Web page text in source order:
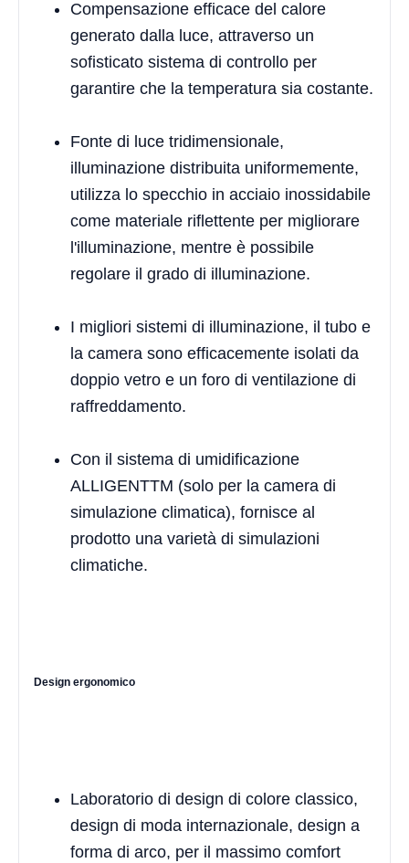
Compensazione efficace del calore
generato dalla luce, attraverso un
sofisticato sistema di controllo per
garantire che la temperatura sia costante.
Fonte di luce tridimensionale,
illuminazione distribuita uniformemente,
utilizza lo specchio in acciaio inossidabile
come materiale riflettente per migliorare
l'illuminazione, mentre è possibile
regolare il grado di illuminazione.
I migliori sistemi di illuminazione, il tubo e
la camera sono efficacemente isolati da
doppio vetro e un foro di ventilazione di
raffreddamento.
Con il sistema di umidificazione
ALLIGENTTM (solo per la camera di
simulazione climatica), fornisce al
prodotto una varietà di simulazioni
climatiche.
Design ergonomico
Laboratorio di design di colore classico,
design di moda internazionale, design a
forma di arco, per il massimo comfort